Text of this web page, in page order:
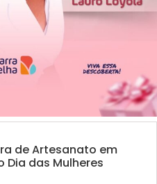
de Artesanato em
das Mulheres